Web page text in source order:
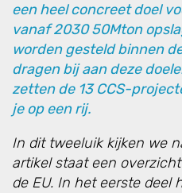
een heel concreet doel
vanaf 2030 50Mton
worden gesteld binnen
dragen bij aan deze
zetten de 13 CCS-
je op een rij.
In dit tweeluik kijken we
artikel staat een
de EU. In het eerste deel